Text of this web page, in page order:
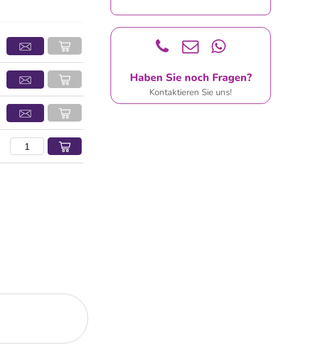
Haben Sie noch Fragen?
Kontaktieren Sie uns!